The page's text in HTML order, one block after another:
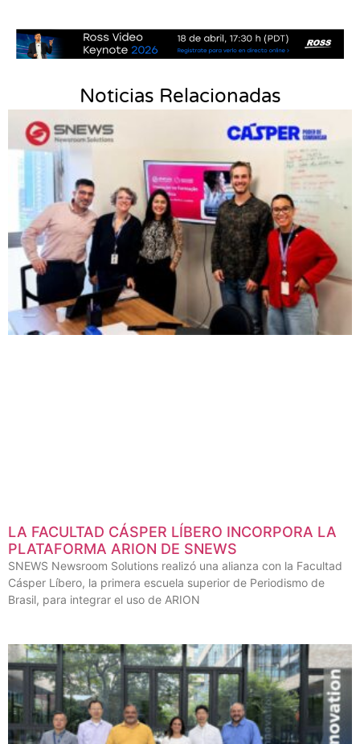
Brasil Caribe & América Central,CONCACAF,Copa
, Latinoamérica,Lifetime Free Support-Free
Upgrades,LUZU TV,MGE/OPIC Telecom,OLGA TV,REMI,
SET Expo 2024,Spark II TV Azteca Monterrey,
Univiso,UV100,UV2004 WIT-Pro Group
Noticias Relacionadas
LA FACULTAD CÁSPER LÍBERO INCORPORA LA
PLATAFORMA ARION DE SNEWS